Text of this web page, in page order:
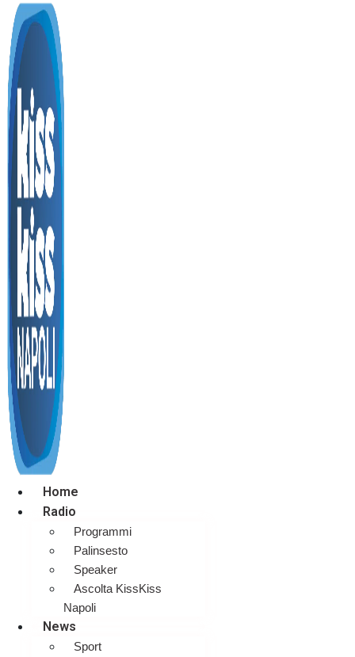
Home
Radio
Programmi
Palinsesto
Speaker
Ascolta KissKiss
Napoli
News
Sport